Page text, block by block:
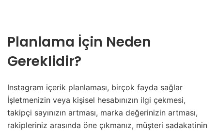
Planlama İçin Neden
Gereklidir?
Instagram içerik planlaması, birçok fayda sağlar
İşletmenizin veya kişisel hesabınızın ilgi çekmesi,
takipçi sayınızın artması, marka değerinizin artması,
rakipleriniz arasında öne çıkmanız, müşteri sadakatinin